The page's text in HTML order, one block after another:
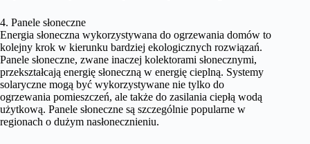
4. Panele słoneczne
Energia słoneczna wykorzystywana do ogrzewania domów to
kolejny krok w kierunku bardziej ekologicznych rozwiązań.
Panele słoneczne, zwane inaczej kolektorami słonecznymi,
przekształcają energię słoneczną w energię cieplną. Systemy
solaryczne mogą być wykorzystywane nie tylko do
ogrzewania pomieszczeń, ale także do zasilania ciepłą wodą
użytkową. Panele słoneczne są szczególnie popularne w
regionach o dużym nasłonecznieniu.